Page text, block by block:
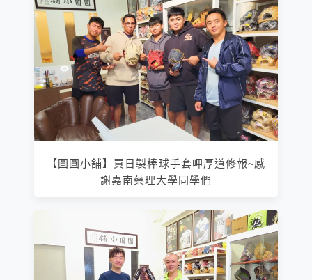
【圓圓小舖】買日製棒球手套呷厚道修報~感
謝嘉南藥理大學同學們